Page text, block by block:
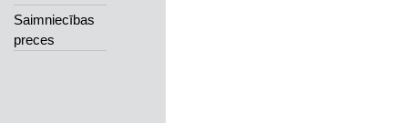
Saimniecības
preces